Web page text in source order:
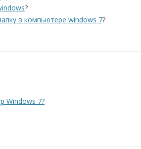
?
в компьютере windows 7?
Windows 7?